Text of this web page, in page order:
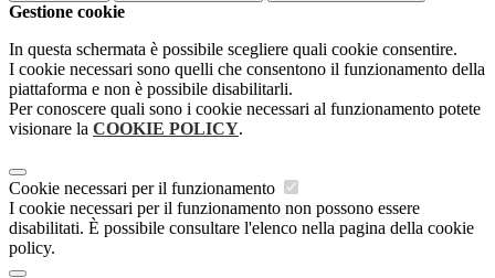
Gestione cookie
In questa schermata è possibile scegliere quali cookie consentire.
I cookie necessari sono quelli che consentono il funzionamento della
piattaforma e non è possibile disabilitarli.
Per conoscere quali sono i cookie necessari al funzionamento potete
visionare la COOKIE POLICY.
Cookie necessari per il funzionamento
I cookie necessari per il funzionamento non possono essere
disabilitati. È possibile consultare l'elenco nella pagina della cookie
policy.